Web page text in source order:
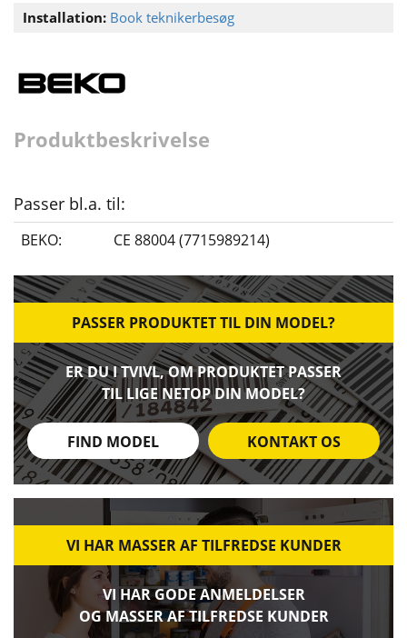
Installation: Book teknikerbesøg
Produktbeskrivelse
Passer bl.a. til:
BEKO: CE 88004 (7715989214)
PASSER PRODUKTET TIL DIN MODEL?
ER DU I TVIVL, OM PRODUKTET PASSER
TIL LIGE NETOP DIN MODEL?
FIND MODEL KONTAKT OS
VI HAR MASSER AF TILFREDSE KUNDER
VI HAR GODE ANMELDELSER
OG MASSER AF TILFREDSE KUNDER